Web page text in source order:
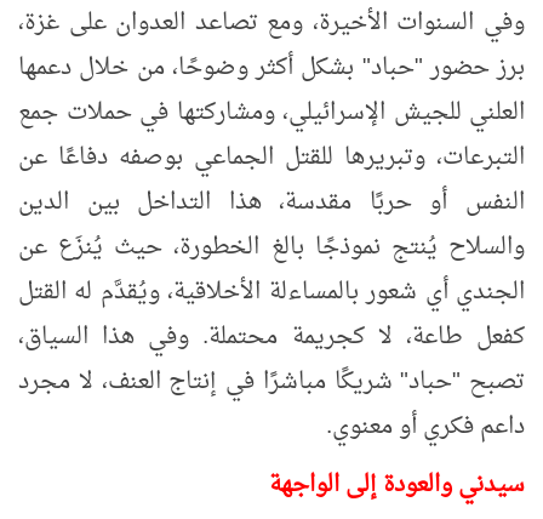
وفي السنوات الأخيرة، ومع تصاعد العدوان على غزة،
برز حضور "حباد" بشكل أكثر وضوحًا، من خلال دعمها
العلني للجيش الإسرائيلي، ومشاركتها في حملات جمع
التبرعات، وتبريرها للقتل الجماعي بوصفه دفاعًا عن
النفس أو حربًا مقدسة، هذا التداخل بين الدين
والسلاح يُنتج نموذجًا بالغ الخطورة، حيث يُنزَع عن
الجندي أي شعور بالمساءلة الأخلاقية، ويُقدَّم له القتل
كفعل طاعة، لا كجريمة محتملة. وفي هذا السياق،
تصبح "حباد" شريكًا مباشرًا في إنتاج العنف، لا مجرد
داعم فكري أو معنوي.
سيدني والعودة إلى الواجهة